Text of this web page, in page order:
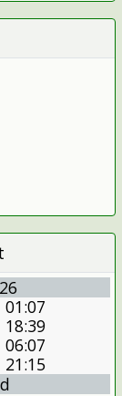
01:07
18:39
06:07
21:15